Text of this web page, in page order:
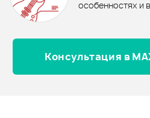
Оценка5
Оценка4
особенностях и
Консультация в